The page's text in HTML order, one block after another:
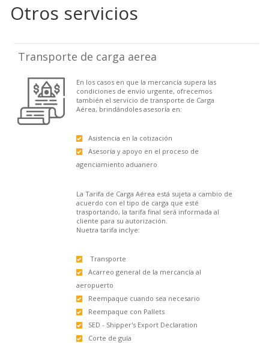
Otros servicios
Transporte de carga aerea
En los casos en que la mercancía supera las
condiciones de envío urgente, ofrecemos
también el servicio de transporte de Carga
Aérea, brindándoles asesoría en:
Asistencia en la cotización
Asesoría y apoyo en el proceso de
agenciamiento aduanero
La Tarifa de Carga Aérea está sujeta a cambio de
acuerdo con el tipo de carga que esté
trasportando, la tarifa final será informada al
cliente para su autorización.
Nuetra tarifa inclye:
Transporte
Acarreo general de la mercancía al
aeropuerto
Reempaque cuando sea necesario
Reempaque con Pallets
SED - Shipper's Export Declaration
Corte de guía